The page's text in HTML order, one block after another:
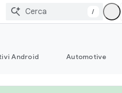
/
Android Automotive